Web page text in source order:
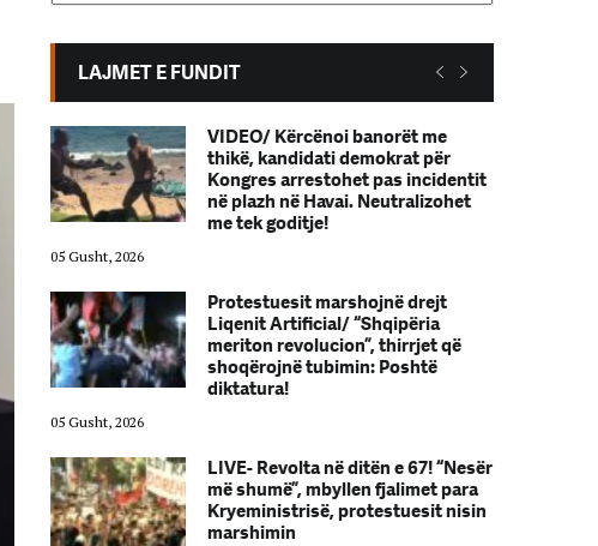
LAJMET E FUNDIT
VIDEO/ Kërcënoi banorët me
thikë, kandidati demokrat për
Kongres arrestohet pas incidentit
në plazh në Havai. Neutralizohet
me tek goditje!
05 Gusht, 2026
Protestuesit marshojnë drejt
Liqenit Artificial/ “Shqipëria
meriton revolucion”, thirrjet që
shoqërojnë tubimin: Poshtë
diktatura!
05 Gusht, 2026
LIVE- Revolta në ditën e 67! “Nesër
më shumë”, mbyllen fjalimet para
Kryeministrisë, protestuesit nisin
marshimin